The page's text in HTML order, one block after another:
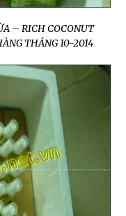
– RICH COCONUT
THÁNG 10-2014